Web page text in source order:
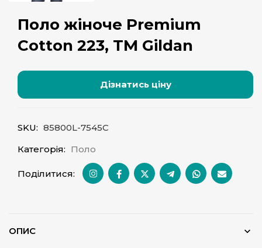
Поло жіноче Premium
Cotton 223, TM Gildan
Дізнатись ціну
SKU: 85800L-7545C
Категорія: Поло
Поділитися:
ОПИС